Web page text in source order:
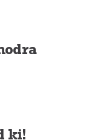
ki!